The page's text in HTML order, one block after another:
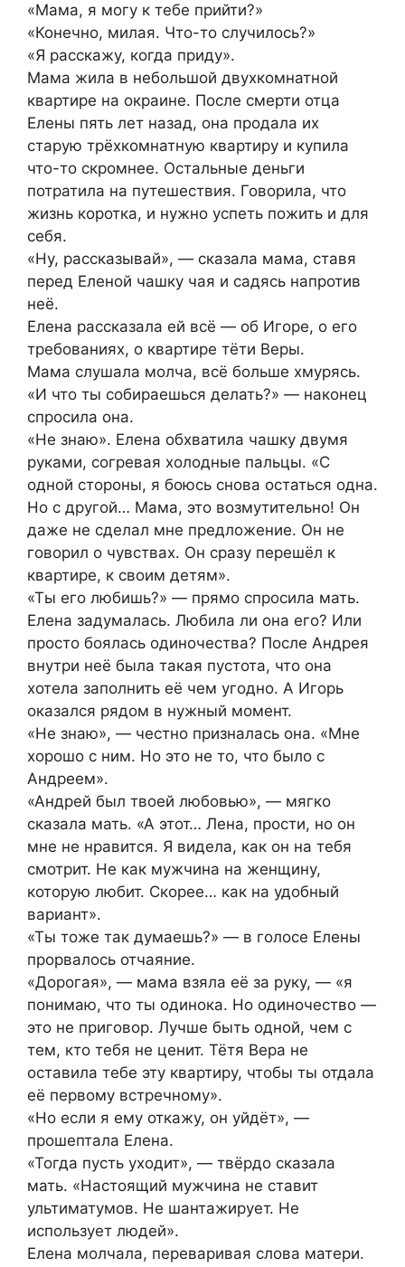
«Мама, я могу к тебе прийти?»
«Конечно, милая. Что-то случилось?»
«Я расскажу, когда приду».
Мама жила в небольшой двухкомнатной
квартире на окраине. После смерти отца
Елены пять лет назад, она продала их
старую трёхкомнатную квартиру и купила
что-то скромнее. Остальные деньги
потратила на путешествия. Говорила, что
жизнь коротка, и нужно успеть пожить и для
себя.
«Ну, рассказывай», — сказала мама, ставя
перед Еленой чашку чая и садясь напротив
неё.
Елена рассказала ей всё — об Игоре, о его
требованиях, о квартире тёти Веры.
Мама слушала молча, всё больше хмурясь.
«И что ты собираешься делать?» — наконец
спросила она.
«Не знаю». Елена обхватила чашку двумя
руками, согревая холодные пальцы. «С
одной стороны, я боюсь снова остаться одна.
Но с другой… Мама, это возмутительно! Он
даже не сделал мне предложение. Он не
говорил о чувствах. Он сразу перешёл к
квартире, к своим детям».
«Ты его любишь?» — прямо спросила мать.
Елена задумалась. Любила ли она его? Или
просто боялась одиночества? После Андрея
внутри неё была такая пустота, что она
хотела заполнить её чем угодно. А Игорь
оказался рядом в нужный момент.
«Не знаю», — честно призналась она. «Мне
хорошо с ним. Но это не то, что было с
Андреем».
«Андрей был твоей любовью», — мягко
сказала мать. «А этот… Лена, прости, но он
мне не нравится. Я видела, как он на тебя
смотрит. Не как мужчина на женщину,
которую любит. Скорее… как на удобный
вариант».
«Ты тоже так думаешь?» — в голосе Елены
прорвалось отчаяние.
«Дорогая», — мама взяла её за руку, — «я
понимаю, что ты одинока. Но одиночество —
это не приговор. Лучше быть одной, чем с
тем, кто тебя не ценит. Тётя Вера не
оставила тебе эту квартиру, чтобы ты отдала
её первому встречному».
«Но если я ему откажу, он уйдёт», —
прошептала Елена.
«Тогда пусть уходит», — твёрдо сказала
мать. «Настоящий мужчина не ставит
ультиматумов. Не шантажирует. Не
использует людей».
Елена молчала, переваривая слова матери.